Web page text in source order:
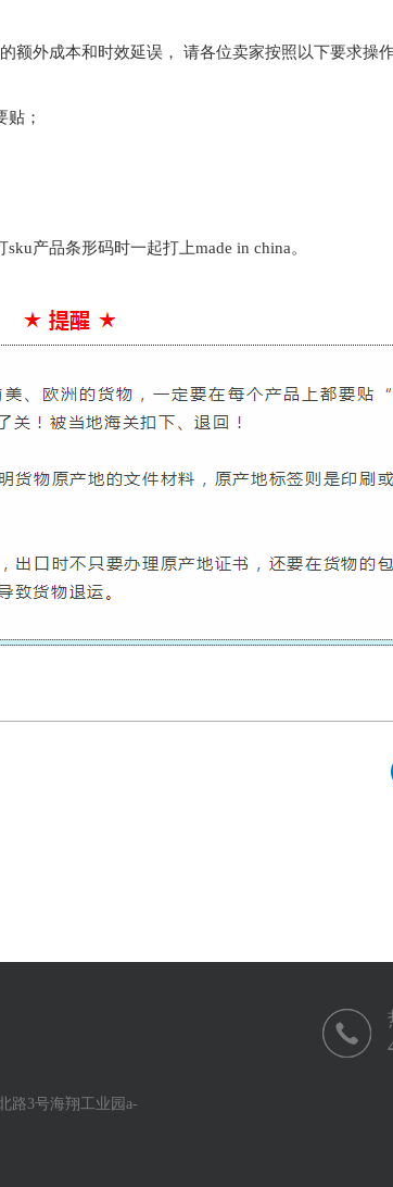
额外成本和时效延误， 请各位卖家按照以下要求操作
；
产品条形码时一起打上made in china。
路3号海翔工业园a-